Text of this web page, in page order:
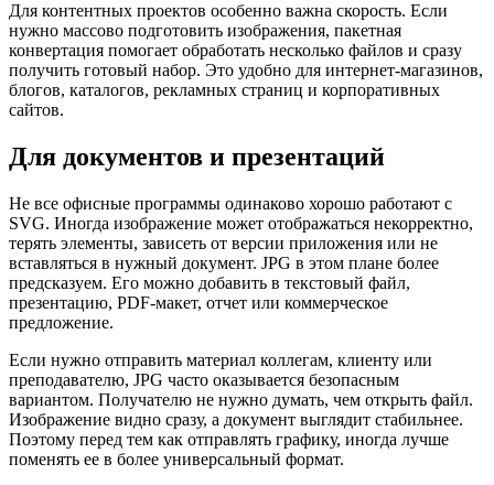
Для контентных проектов особенно важна скорость. Если
нужно массово подготовить изображения, пакетная
конвертация помогает обработать несколько файлов и сразу
получить готовый набор. Это удобно для интернет-магазинов,
блогов, каталогов, рекламных страниц и корпоративных
сайтов.
Для документов и презентаций
Не все офисные программы одинаково хорошо работают с
SVG. Иногда изображение может отображаться некорректно,
терять элементы, зависеть от версии приложения или не
вставляться в нужный документ. JPG в этом плане более
предсказуем. Его можно добавить в текстовый файл,
презентацию, PDF-макет, отчет или коммерческое
предложение.
Если нужно отправить материал коллегам, клиенту или
преподавателю, JPG часто оказывается безопасным
вариантом. Получателю не нужно думать, чем открыть файл.
Изображение видно сразу, а документ выглядит стабильнее.
Поэтому перед тем как отправлять графику, иногда лучше
поменять ее в более универсальный формат.